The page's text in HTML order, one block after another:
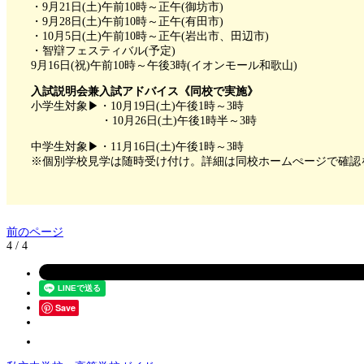
・9月21日(土)午前10時～正午(御坊市)
・9月28日(土)午前10時～正午(有田市)
・10月5日(土)午前10時～正午(岩出市、田辺市)
・智辯フェスティバル(予定)
9月16日(祝)午前10時～午後3時(イオンモール和歌山)
入試説明会兼入試アドバイス《同校で実施》
小学生対象▶・10月19日(土)午後1時～3時
・10月26日(土)午後1時半～3時
中学生対象▶・11月16日(土)午後1時～3時
※個別学校見学は随時受け付け。詳細は同校ホームぺージで確認
前のページ
4 / 4
Save